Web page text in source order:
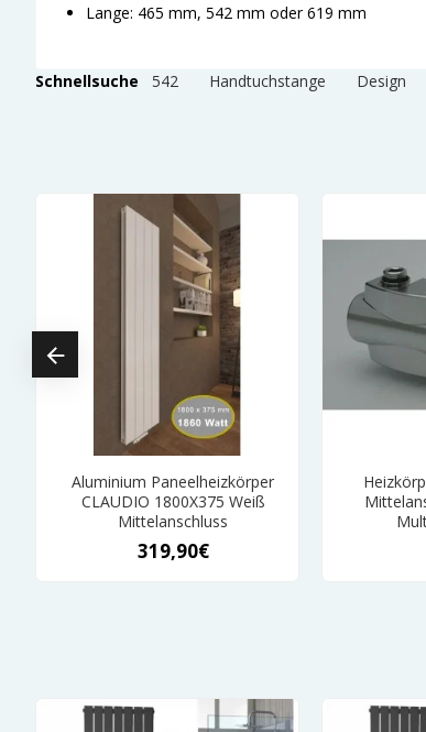
Lange: 465 mm, 542 mm oder 619 mm
Schnellsuche 542 Handtuchstange Design
Aluminium Paneelheizkörper
CLAUDIO 1800X375 Weiß
Mittelanschluss
319,90€